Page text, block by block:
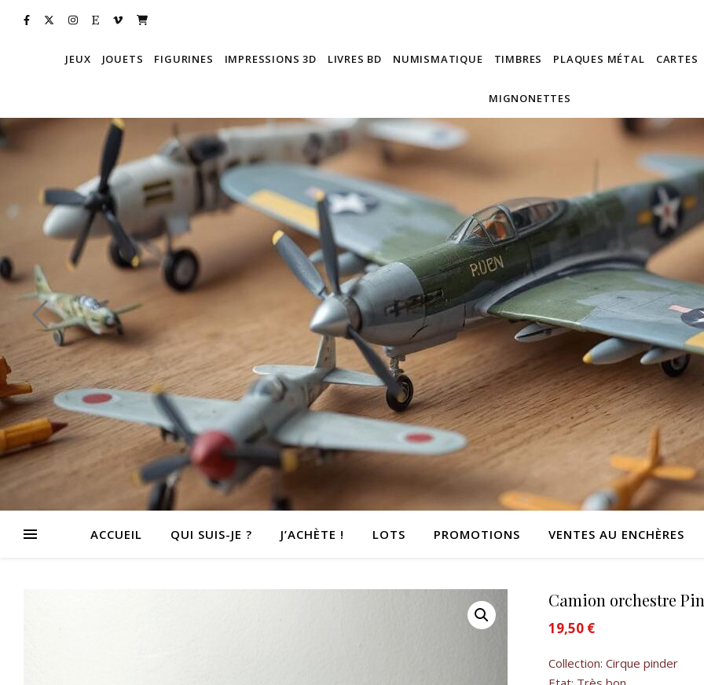
JEUX JOUETS FIGURINES IMPRESSIONS 3D LIVRES BD NUMISMATIQUE TIMBRES PLAQUES MÉTAL CARTES
MIGNONETTES
ACCUEIL QUI SUIS-JE ? J’ACHÈTE ! LOTS PROMOTIONS VENTES AU ENCHÈRES
Camion orchestre
19,50 €
Collection: Cirque pinder